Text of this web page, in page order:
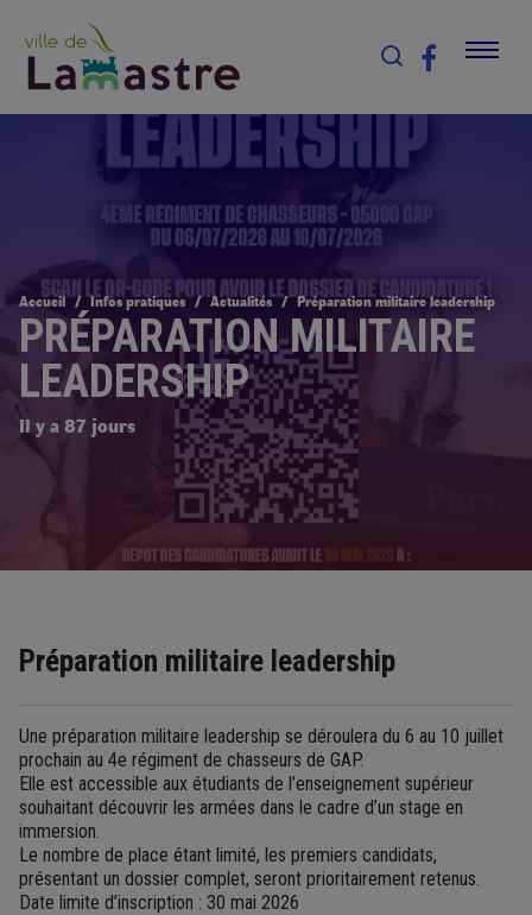
Accueil Infos pratiques Actualités Préparation militaire leadership
PRÉPARATION MILITAIRE
LEADERSHIP
Il y a 87 jours
Préparation militaire leadership
Une préparation militaire leadership se déroulera du 6 au 10 juillet
prochain au 4e régiment de chasseurs de GAP.
Elle est accessible aux étudiants de l’enseignement supérieur
souhaitant découvrir les armées dans le cadre d’un stage en
immersion.
Le nombre de place étant limité, les premiers candidats,
présentant un dossier complet, seront prioritairement retenus.
Date limite d’inscription : 30 mai 2026